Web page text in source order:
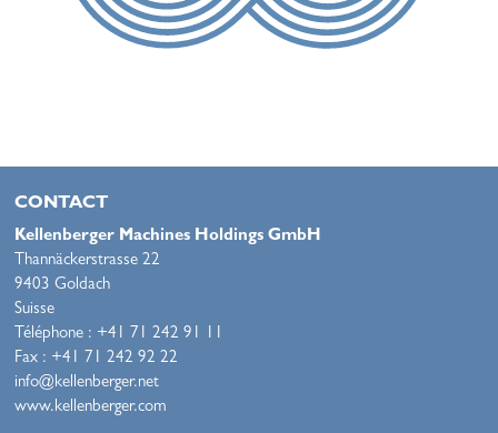
CONTACT
Kellenberger Machines Holdings GmbH
Thannäckerstrasse 22
9403 Goldach
Suisse
Téléphone : +41 71 242 91 11
Fax : +41 71 242 92 22
info@kellenberger.net
www.kellenberger.com